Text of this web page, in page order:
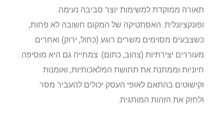
תאורה ממוקדת למשימות יוצר סביבה נעימה
ופונקציונלית. האסתטיקה של המקום חשובה לא פחות,
כשצבעים מסוימים משרים רוגע (כחול, ירוק) ואחרים
מעוררים יצירתיות (צהוב, כתום). צמחייה גם היא מוסיפה
חיוניות וממתנת את תחושת המלאכותיות, ואומנות
וקישוטים בהתאם לאופי העסק יכולים להעביר מסר
ולחזק את הזהות המותגית.